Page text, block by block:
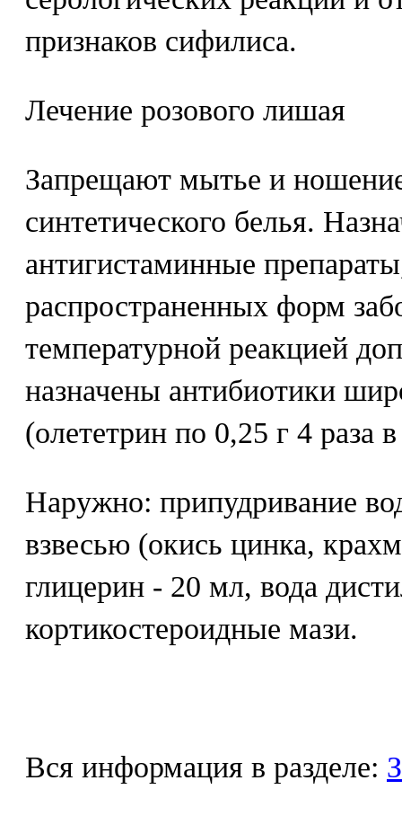
признаков сифилиса.
Лечение розового лишая
Запрещают мытье и
синтетического белья.
антигистаминные
распространенных форм
температурной реакцией
назначены антибиотики
(олететрин по 0,25 г 4 раза
Наружно: припудривание
взвесью (окись цинка,
глицерин - 20 мл, вода
кортикостероидные мази.
Вся информация в разделе: